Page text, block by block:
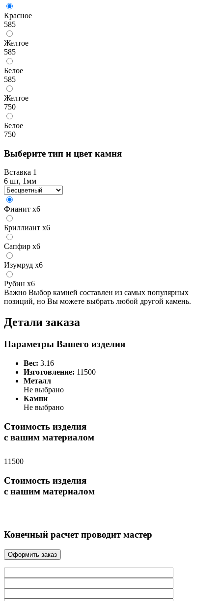
Красное
585
Желтое
585
Белое
585
Желтое
750
Белое
750
Выберите тип и цвет камня
Вставка 1
6 шт, 1мм
Фианит x6
Бриллиант x6
Сапфир x6
Изумруд x6
Рубин x6
Важно Выбор камней составлен из самых популярных
позиций, но Вы можете выбрать любой другой камень.
Детали заказа
Параметры Вашего изделия
Вес: 3.16
Изготовление: 11500
Металл
Не выбрано
Камни
Не выбрано
Стоимость изделия
с вашим материалом
11500
Стоимость изделия
с нашим материалом
Конечный расчет проводит мастер
Оформить заказ